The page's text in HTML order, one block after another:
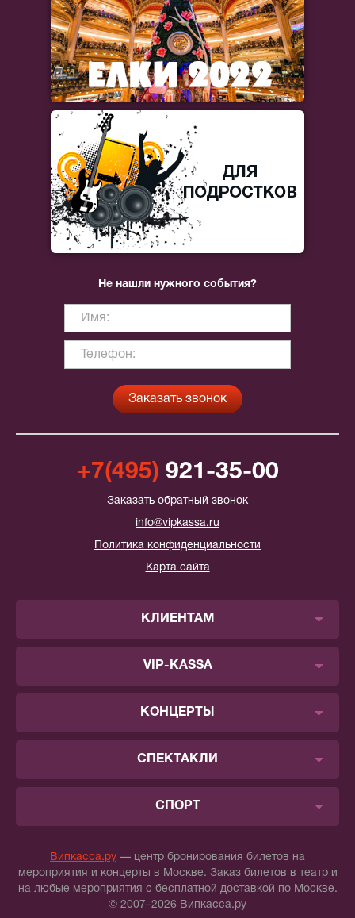
Не нашли нужного события?
+7(495) 921-35-00
Заказать обратный звонок
info@vipkassa.ru
Политика конфиденциальности
Карта сайта
КЛИЕНТАМ
VIP-KASSA
КОНЦЕРТЫ
СПЕКТАКЛИ
СПОРТ
Випкасса.ру — центр бронирования билетов на
мероприятия и концерты в Москве. Заказ билетов в театр и
на любые мероприятия с бесплатной доставкой по Москве.
© 2007–2026 Випкасса.ру